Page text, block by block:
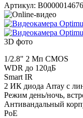
Артикул: В0000014676
3D фото
1/2.8" 2 Мп CMOS
WDR до 120дБ
Smart IR
2 ИК диода Array с
Режим день/ночь,
Антивандальный
PoE